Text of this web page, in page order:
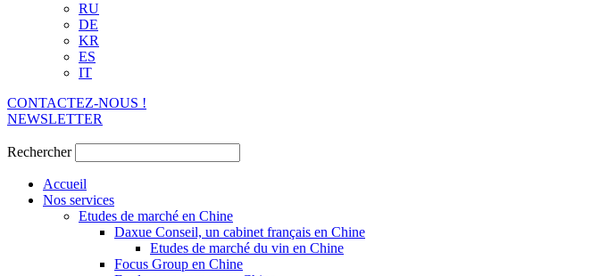
RU
DE
KR
ES
IT
CONTACTEZ-NOUS !
NEWSLETTER
Rechercher
Accueil
Nos services
Etudes de marché en Chine
Daxue Conseil, un cabinet français en Chine
Etudes de marché du vin en Chine
Focus Group en Chine